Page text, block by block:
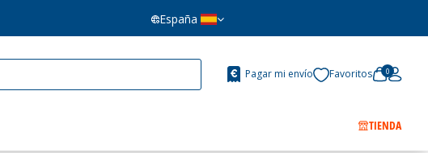
España
Pagar mi envío Favoritos 0
TIENDA